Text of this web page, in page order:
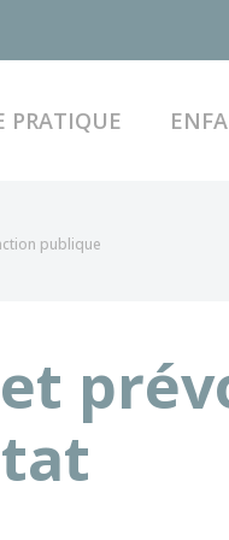
PRATIQUE
publique